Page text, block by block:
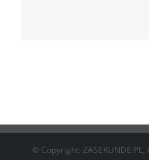
© Copyright: